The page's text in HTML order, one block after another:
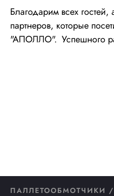
Благодарим всех гостей,
партнеров, которые
"АПОЛЛО". Успешного
ПАЛЛЕТООБМОТЧИКИ /